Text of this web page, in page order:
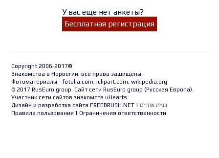
У вас еще нет анкеты?
Бесплатная регистрация
Copyright 2006-2017©
Знакомства в Норвегии, все права защищены.
Фотоматериалы - fotolia.com, iclipart.com, wikipedia.org
© 2017 RusEuro group. Сайт сети RusEuro group (Русская Европа).
Участник сети сайтов знакомств uHearts.
Дизайн и разработка сайта FREEBRUSH.NET| בניית אתרים
Правила пользования | Ограничения ответственности